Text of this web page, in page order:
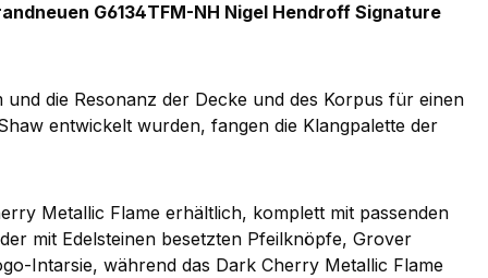
G6134TFM-NH Nigel Hendroff Signature
die Resonanz der Decke und des Korpus für einen
entwickelt wurden, fangen die Klangpalette der
Metallic Flame erhältlich, komplett mit passenden
mit Edelsteinen besetzten Pfeilknöpfe, Grover
Intarsie, während das Dark Cherry Metallic Flame